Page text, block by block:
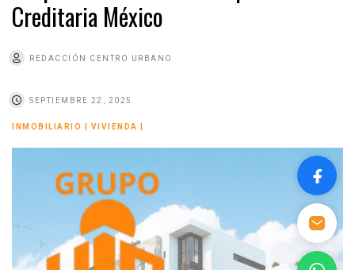
Creditaria México
REDACCIÓN CENTRO URBANO
SEPTIEMBRE 22, 2025
INMOBILIARIO VIVIENDA